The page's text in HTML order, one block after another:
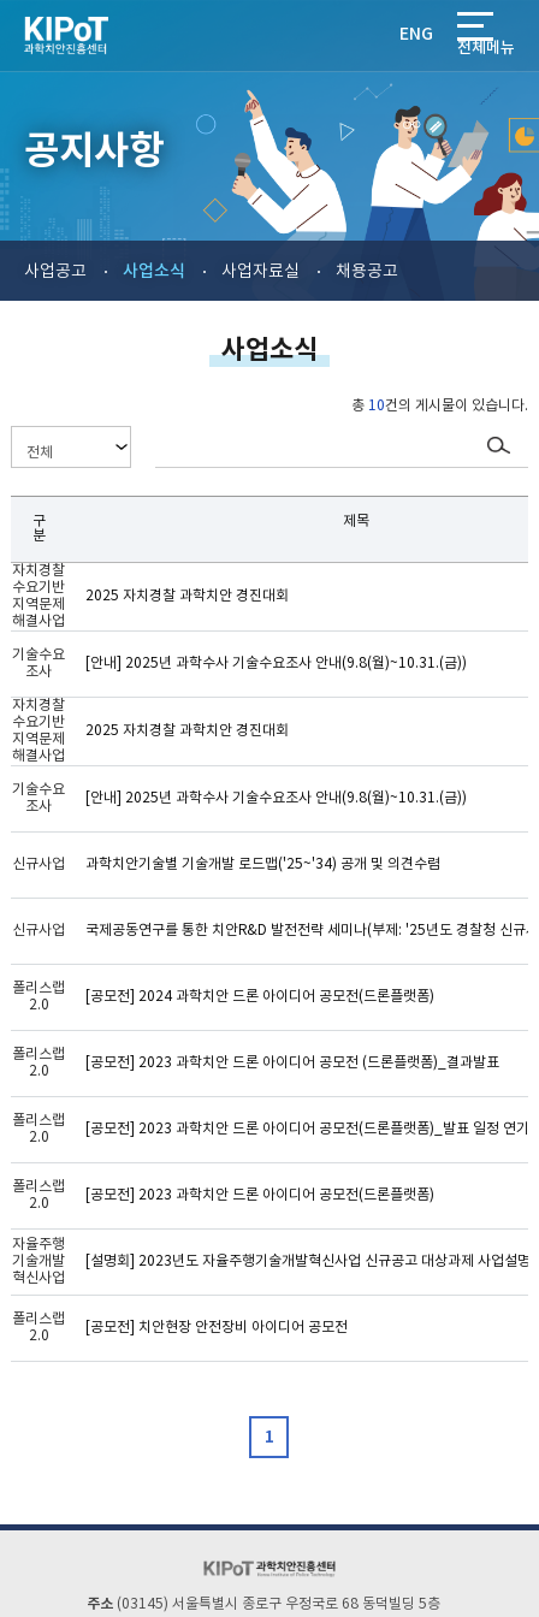
ENG
전체메뉴
공지사항
사업공고 사업소식 사업자료실 채용공고
사업소식
총10건의 게시물이 있습니다.
구
분
제목
자치경찰
수요기반
지역문제
해결사업
2025 자치경찰 과학치안 경진대회
기술수요
조사
[안내] 2025년 과학수사 기술수요조사 안내(9.8(월)~10.31.(금))
자치경찰
수요기반
지역문제
해결사업
2025 자치경찰 과학치안 경진대회
기술수요
조사
[안내] 2025년 과학수사 기술수요조사 안내(9.8(월)~10.31.(금))
신규사업 과학치안기술별 기술개발 로드맵('25~'34) 공개 및 의견수렴
신규사업
폴리스랩
2.0
[공모전] 2024 과학치안 드론 아이디어 공모전(드론플랫폼)
폴리스랩
2.0
[공모전] 2023 과학치안 드론 아이디어 공모전 (드론플랫폼)_결과발표
폴리스랩
2.0
[공모전] 2023 과학치안 드론 아이디어 공모전(드론플랫폼)_발표 일정 연기
폴리스랩
2.0
[공모전] 2023 과학치안 드론 아이디어 공모전(드론플랫폼)
자율주행
기술개발
혁신사업
[설명회] 2023년도 자율주행기술개발혁신사업 신규공고 대상과제 사업설명
폴리스랩
2.0
[공모전] 치안현장 안전장비 아이디어 공모전
1
주소 (03145) 서울특별시 종로구 우정국로 68 동덕빌딩 5층